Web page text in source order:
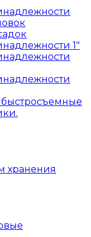
1"
хранения